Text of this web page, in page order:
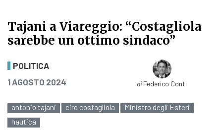
Tajani a Viareggio: “Costagliola
sarebbe un ottimo sindaco”
Tajani a Viareggio: “Costagliola
POLITICA
PUBBLICATO IL
1 AGOSTO 2024 diFederico Conti
antonio tajani ciro costagliola
Ministro degli Esteri
nautica